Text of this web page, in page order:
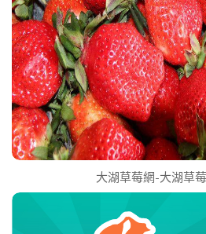
大湖草莓網-大湖草